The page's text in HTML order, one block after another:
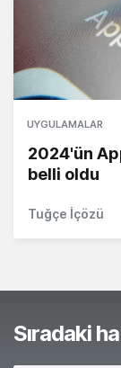
UYGULAMALAR
2024'ün
belli oldu
Tuğçe İçözü
Sıradaki